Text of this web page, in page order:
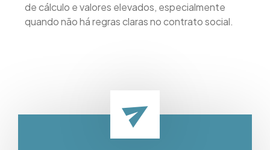
de cálculo e valores elevados, especialmente
quando não há regras claras no contrato social.